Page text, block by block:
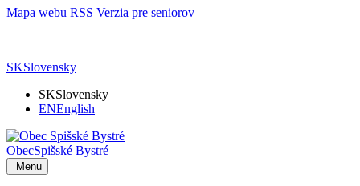
Mapa webu RSS Verzia pre seniorov
SKSlovensky
SKSlovensky
ENEnglish
ObecSpišské Bystré
Menu